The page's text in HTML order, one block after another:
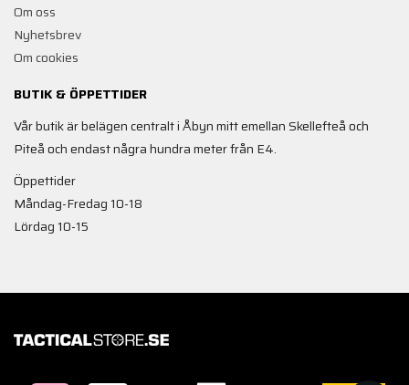
Om oss
Nyhetsbrev
Om cookies
BUTIK & ÖPPETTIDER
Vår butik är belägen centralt i Åbyn mitt emellan Skellefteå och
Piteå och endast några hundra meter från E4.
Öppettider
Måndag-Fredag 10-18
Lördag 10-15